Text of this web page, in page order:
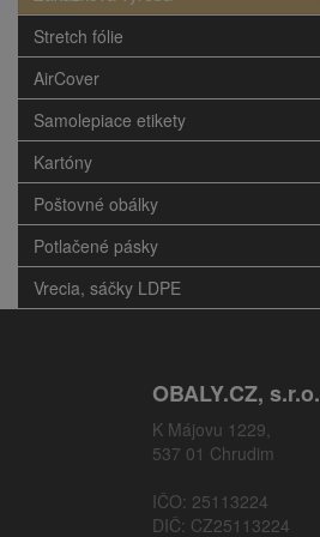
Stretch fólie
AirCover
Samolepiace etikety
Kartóny
Poštovné obálky
Potlačené pásky
Vrecia, sáčky LDPE
OBALY.CZ, s.r.o.
K Májovu 1229,
537 01 Chrudim
IČO: 25113224
DIČ: CZ25113224